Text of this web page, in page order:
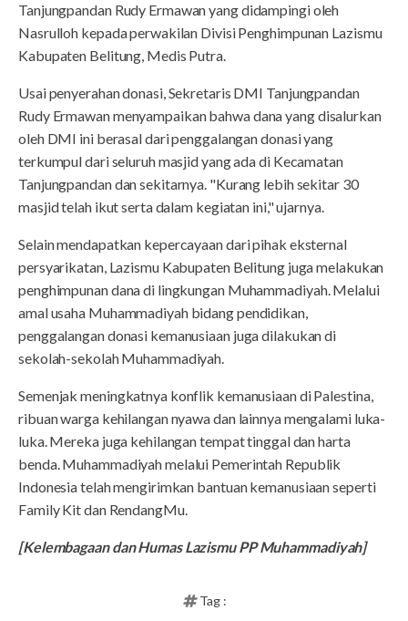
Tanjungpandan Rudy Ermawan yang didampingi oleh
Nasrulloh kepada perwakilan Divisi Penghimpunan Lazismu
Kabupaten Belitung, Medis Putra.
Usai penyerahan donasi, Sekretaris DMI Tanjungpandan
Rudy Ermawan menyampaikan bahwa dana yang disalurkan
oleh DMI ini berasal dari penggalangan donasi yang
terkumpul dari seluruh masjid yang ada di Kecamatan
Tanjungpandan dan sekitarnya. "Kurang lebih sekitar 30
masjid telah ikut serta dalam kegiatan ini," ujarnya.
Selain mendapatkan kepercayaan dari pihak eksternal
persyarikatan, Lazismu Kabupaten Belitung juga melakukan
penghimpunan dana di lingkungan Muhammadiyah. Melalui
amal usaha Muhammadiyah bidang pendidikan,
penggalangan donasi kemanusiaan juga dilakukan di
sekolah-sekolah Muhammadiyah.
Semenjak meningkatnya konflik kemanusiaan di Palestina,
ribuan warga kehilangan nyawa dan lainnya mengalami luka-
luka. Mereka juga kehilangan tempat tinggal dan harta
benda. Muhammadiyah melalui Pemerintah Republik
Indonesia telah mengirimkan bantuan kemanusiaan seperti
Family Kit dan RendangMu.
[Kelembagaan dan Humas Lazismu PP Muhammadiyah]
Tag :